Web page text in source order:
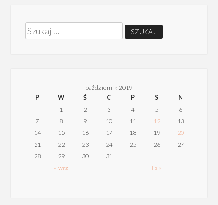
Szukaj:
październik 2019
P
W Ś C P S N
« wrz lis »
1 2 3 4 5
6
7
8 9 10 11 12
13
14
15 16 17 18 19
20
21
22 23 24 25 26
27
28
29 30 31